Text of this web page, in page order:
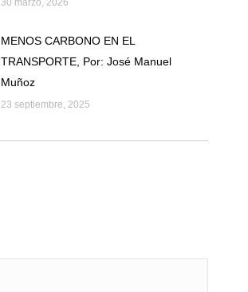
30 marzo, 2026
MENOS CARBONO EN EL
TRANSPORTE, Por: José Manuel
Muñoz
23 septiembre, 2025